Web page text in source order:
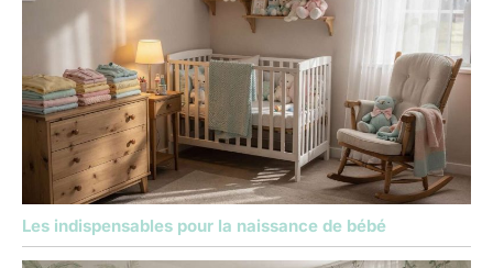
Les indispensables pour la naissance de bébé